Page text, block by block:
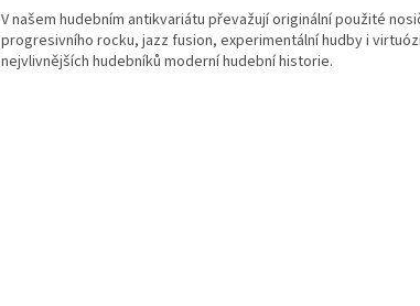
V našem hudebním antikvariátu převažují originální použité
progresivního rocku, jazz fusion, experimentální hudby i
nejvlivnějších hudebníků moderní hudební historie.